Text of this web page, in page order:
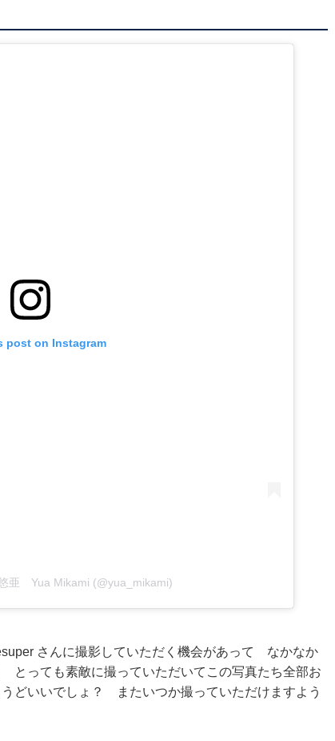
post on Instagram
亜 Yua Mikami (@yua_mikami)
さんに撮影していただく機会があって なかなか
っても素敵に撮っていただいてこの写真たち全部お
どいいでしょ？ またいつか撮っていただけますよう